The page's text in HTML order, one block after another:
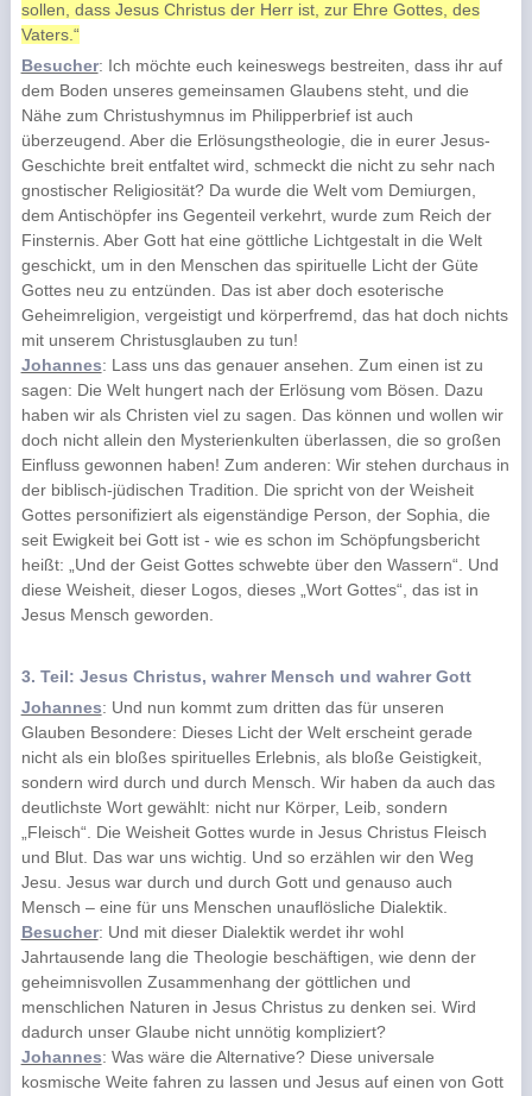
sollen, dass Jesus Christus der Herr ist, zur Ehre Gottes, des
Vaters.“
Besucher: Ich möchte euch keineswegs bestreiten, dass ihr auf
dem Boden unseres gemeinsamen Glaubens steht, und die
Nähe zum Christushymnus im Philipperbrief ist auch
überzeugend. Aber die Erlösungstheologie, die in eurer Jesus-
Geschichte breit entfaltet wird, schmeckt die nicht zu sehr nach
gnostischer Religiosität? Da wurde die Welt vom Demiurgen,
dem Antischöpfer ins Gegenteil verkehrt, wurde zum Reich der
Finsternis. Aber Gott hat eine göttliche Lichtgestalt in die Welt
geschickt, um in den Menschen das spirituelle Licht der Güte
Gottes neu zu entzünden. Das ist aber doch esoterische
Geheimreligion, vergeistigt und körperfremd, das hat doch nichts
mit unserem Christusglauben zu tun!
Johannes: Lass uns das genauer ansehen. Zum einen ist zu
sagen: Die Welt hungert nach der Erlösung vom Bösen. Dazu
haben wir als Christen viel zu sagen. Das können und wollen wir
doch nicht allein den Mysterienkulten überlassen, die so großen
Einfluss gewonnen haben! Zum anderen: Wir stehen durchaus in
der biblisch-jüdischen Tradition. Die spricht von der Weisheit
Gottes personifiziert als eigenständige Person, der Sophia, die
seit Ewigkeit bei Gott ist - wie es schon im Schöpfungsbericht
heißt: „Und der Geist Gottes schwebte über den Wassern“. Und
diese Weisheit, dieser Logos, dieses „Wort Gottes“, das ist in
Jesus Mensch geworden.
3. Teil: Jesus Christus, wahrer Mensch und wahrer Gott
Johannes: Und nun kommt zum dritten das für unseren
Glauben Besondere: Dieses Licht der Welt erscheint gerade
nicht als ein bloßes spirituelles Erlebnis, als bloße Geistigkeit,
sondern wird durch und durch Mensch. Wir haben da auch das
deutlichste Wort gewählt: nicht nur Körper, Leib, sondern
„Fleisch“. Die Weisheit Gottes wurde in Jesus Christus Fleisch
und Blut. Das war uns wichtig. Und so erzählen wir den Weg
Jesu. Jesus war durch und durch Gott und genauso auch
Mensch – eine für uns Menschen unauflösliche Dialektik.
Besucher: Und mit dieser Dialektik werdet ihr wohl
Jahrtausende lang die Theologie beschäftigen, wie denn der
geheimnisvollen Zusammenhang der göttlichen und
menschlichen Naturen in Jesus Christus zu denken sei. Wird
dadurch unser Glaube nicht unnötig kompliziert?
Johannes: Was wäre die Alternative? Diese universale
kosmische Weite fahren zu lassen und Jesus auf einen von Gott